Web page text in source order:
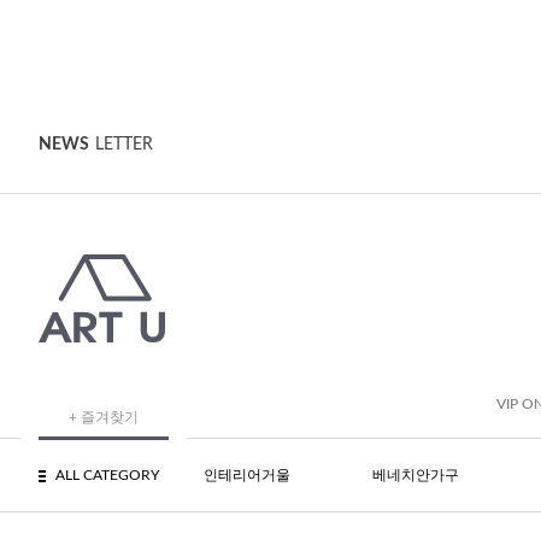
NEWS LETTER
+ 즐겨찾기
VIP
ALL CATEGORY 인테리어거울 베네치안가구